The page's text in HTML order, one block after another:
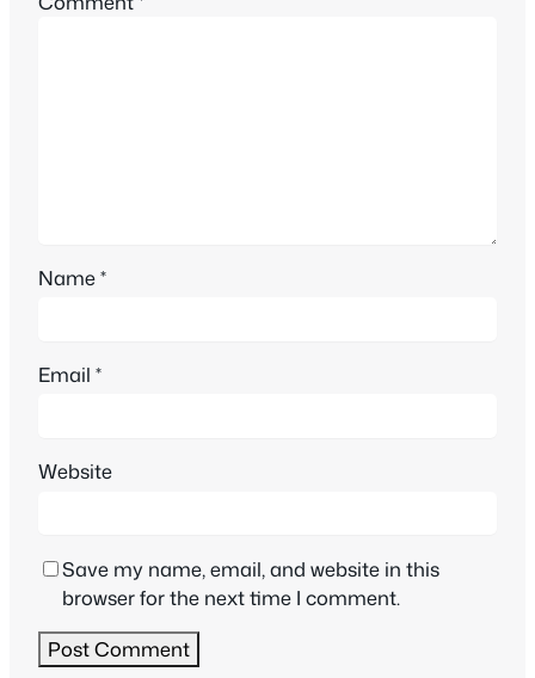
Name*
Email *
Website
Save my name, email, and website in this
browser for the next time I comment.